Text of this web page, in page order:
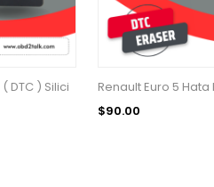
DTC ) Silici
Renault Euro 5 Hata
$90.00